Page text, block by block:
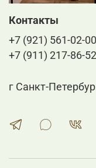
Контакты
+7 (921) 561-02-00
+7 (911) 217-86-52
г Санкт-